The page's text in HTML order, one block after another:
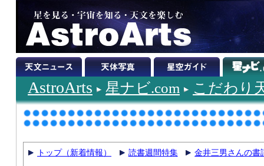
AstroArts 星ナビ.com こだわり
トップ（新着情報） 読書週間特集 金井三男さんの書